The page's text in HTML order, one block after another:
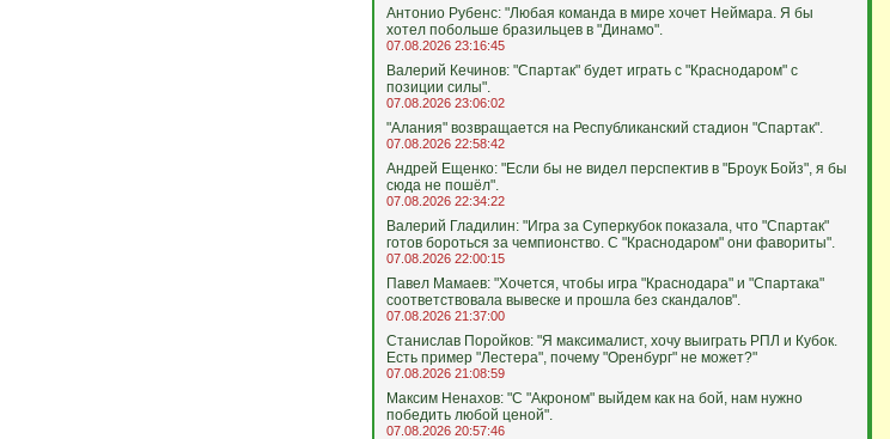
Антонио Рубенс: "Любая команда в мире хочет Неймара. Я бы
хотел побольше бразильцев в "Динамо".
07.08.2026 23:16:45
Валерий Кечинов: "Спартак" будет играть с "Краснодаром" с
позиции силы".
07.08.2026 23:06:02
"Алания" возвращается на Республиканский стадион "Спартак".
07.08.2026 22:58:42
Андрей Ещенко: "Если бы не видел перспектив в "Броук Бойз", я бы
сюда не пошёл".
07.08.2026 22:34:22
Валерий Гладилин: "Игра за Суперкубок показала, что "Спартак"
готов бороться за чемпионство. С "Краснодаром" они фавориты".
07.08.2026 22:00:15
Павел Мамаев: "Хочется, чтобы игра "Краснодара" и "Спартака"
соответствовала вывеске и прошла без скандалов".
07.08.2026 21:37:00
Станислав Поройков: "Я максималист, хочу выиграть РПЛ и Кубок.
Есть пример "Лестера", почему "Оренбург" не может?"
07.08.2026 21:08:59
Максим Ненахов: "С "Акроном" выйдем как на бой, нам нужно
победить любой ценой".
07.08.2026 20:57:46